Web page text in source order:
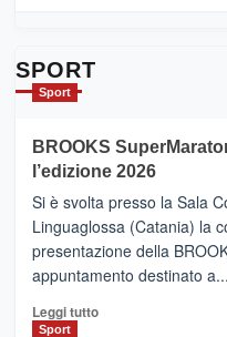
con
la
Al
via
i
collegamenti
SPORT
Sport
BROOKS
l’edizione 2026
Si è svolta presso la Sala
Linguaglossa (Catania) la
presentazione della
appuntamento destinato a...
Leggi tuttoLeggi
Sport